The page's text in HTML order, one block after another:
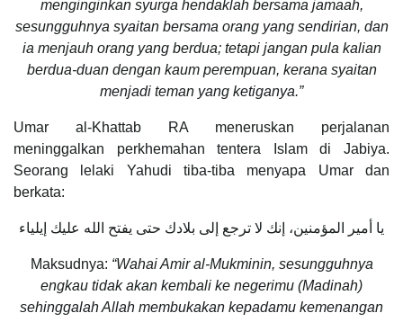
menginginkan syurga hendaklah bersama jamaah,
sesungguhnya syaitan bersama orang yang sendirian, dan
ia menjauh orang yang berdua; tetapi jangan pula kalian
berdua-duan dengan kaum perempuan, kerana syaitan
menjadi teman yang ketiganya.”
Umar al-Khattab RA meneruskan perjalanan
meninggalkan perkhemahan tentera Islam di Jabiya.
Seorang lelaki Yahudi tiba-tiba menyapa Umar dan
berkata:
يا أمير المؤمنين، إنك لا ترجع إلى بلادك حتى يفتح الله عليك إيلياء
Maksudnya: “Wahai Amir al-Mukminin, sesungguhnya
engkau tidak akan kembali ke negerimu (Madinah)
sehinggalah Allah membukakan kepadamu kemenangan